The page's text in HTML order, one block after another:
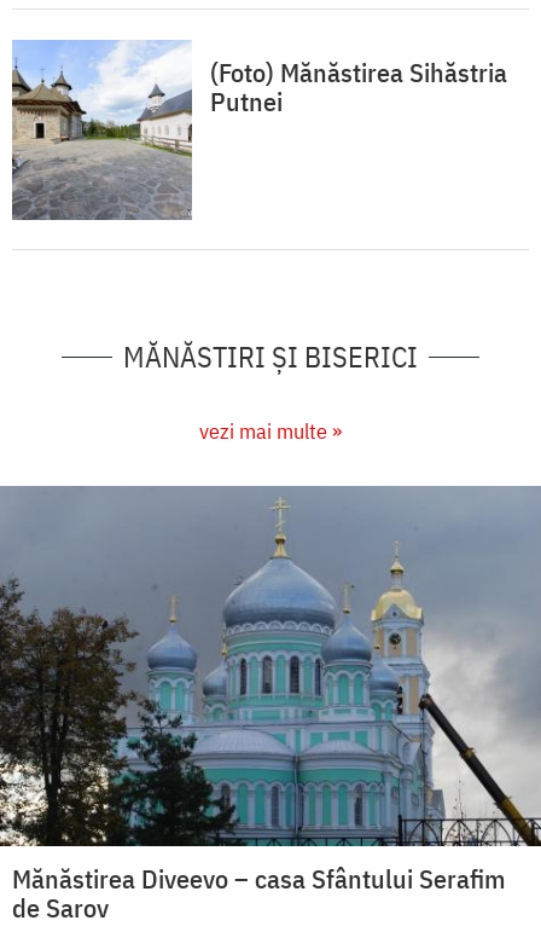
(Foto) Mănăstirea Sihăstria
Putnei
MĂNĂSTIRI ȘI BISERICI
vezi mai multe »
Mănăstirea Diveevo – casa Sfântului Serafim
de Sarov